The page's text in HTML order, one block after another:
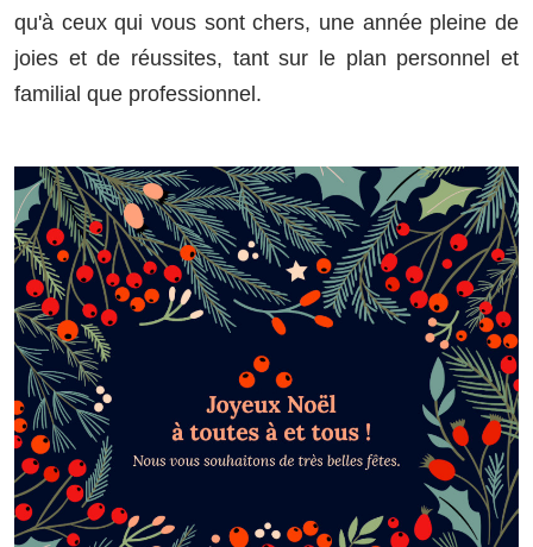
qu'à ceux qui vous sont chers, une année pleine de
joies et de réussites, tant sur le plan personnel et
familial que professionnel.